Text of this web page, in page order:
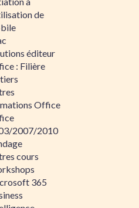
de
éditeur
: Filière
Office
2007/2010
cours
365